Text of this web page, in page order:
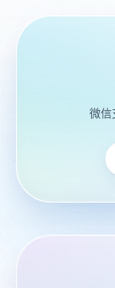
进入聚合支付详情
微信